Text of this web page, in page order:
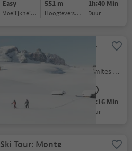
Easy
Moeilijkheidsgraad
551 m
Hoogteverschil
1h:40 Min
Duur
Skitouring Armentarola -
Störes - Pralongià
Corvara/Corvara, Badia, Dolomites Region Alta Badia
Medium 2h:16 Min
Duur
Ski Tour: Monte